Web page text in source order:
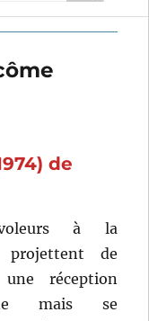
OK
de
à la
projettent de
une réception
mais se